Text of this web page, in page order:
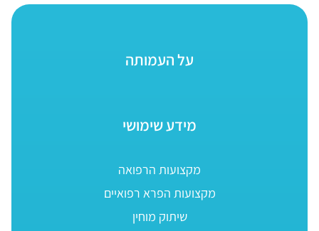
על העמותה
מידע שימושי
מקצועות הרפואה
מקצועות הפרא רפואיים
שיתוק מוחין